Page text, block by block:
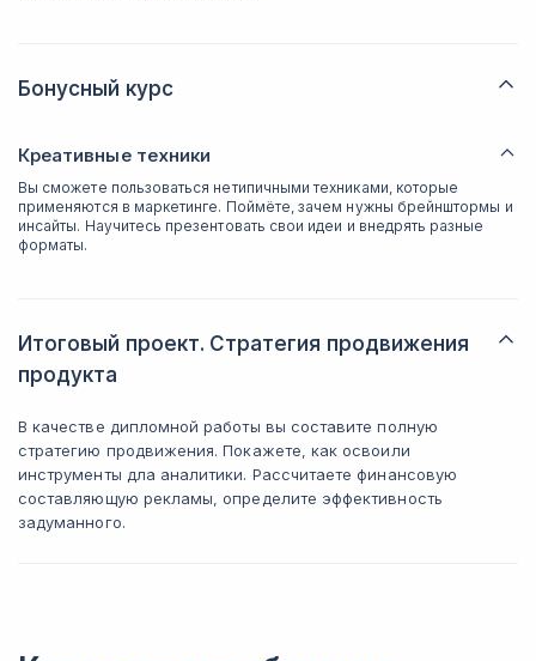
Бонусный курс
Креативные техники
Вы сможете пользоваться нетипичными техниками, которые
применяются в маркетинге. Поймёте, зачем нужны брейнштормы и
инсайты. Научитесь презентовать свои идеи и внедрять разные
форматы.
Итоговый проект. Стратегия продвижения
продукта
В качестве дипломной работы вы составите полную
стратегию продвижения. Покажете, как освоили
инструменты дла аналитики. Рассчитаете финансовую
составляющую рекламы, определите эффективность
задуманного.